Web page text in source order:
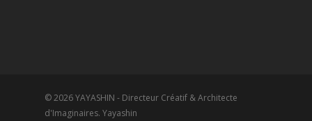
© 2026 YAYASHIN - Directeur Créatif & Architecte
d'Imaginaires. Yayashin